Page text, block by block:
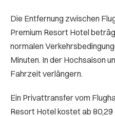
Die Entfernung zwischen
Premium Resort Hotel
normalen
Minuten. In der Hochsaison
Fahrzeit verlängern.
Ein Privattransfer vom
Resort Hotel kostet ab